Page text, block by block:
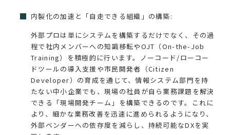
内製化の加速と「自走できる組織」の構築:
外部プロは単にシステムを構築するだけでなく、その過
程で社内メンバーへの知識移転やOJT（On-the-Job
Training）を積極的に行います。ノーコード/ローコー
ドツールの導入支援や市民開発者（Citizen
Developer）の育成を通じて、情報システム部門を持
たない中小企業でも、現場の社員が自ら業務課題を解決
できる「現場開発チーム」を構築できるのです。これに
より、細かな業務改善を迅速に進められるようになり、
外部ベンダーへの依存度を減らし、持続可能なDXを実